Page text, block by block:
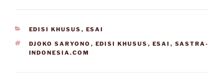
CATEGORIES
EDISI KHUSUS , ESAI
TAGS
DJOKO SARYONO , EDISI KHUSUS , ESAI , SASTRA-
INDONESIA.COM